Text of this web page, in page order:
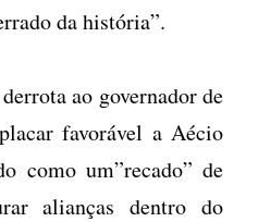
da história”.
ao governador de
favorável a Aécio
como um”recado” de
alianças dentro do